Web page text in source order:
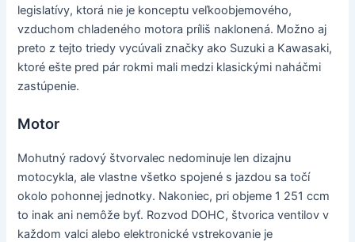
legislatívy, ktorá nie je konceptu veľkoobjemového,
vzduchom chladeného motora príliš naklonená. Možno aj
preto z tejto triedy vycúvali značky ako Suzuki a Kawasaki,
ktoré ešte pred pár rokmi mali medzi klasickými naháčmi
zastúpenie.
Motor
Mohutný radový štvorvalec nedominuje len dizajnu
motocykla, ale vlastne všetko spojené s jazdou sa točí
okolo pohonnej jednotky. Nakoniec, pri objeme 1 251 ccm
to inak ani nemôže byť. Rozvod DOHC, štvorica ventilov v
každom valci alebo elektronické vstrekovanie je